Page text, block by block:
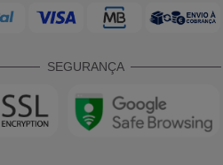
SEGURANÇA